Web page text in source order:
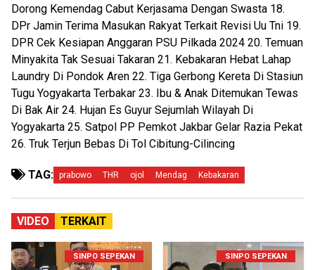
Dorong Kemendag Cabut Kerjasama Dengan Swasta 18.
DPr Jamin Terima Masukan Rakyat Terkait Revisi Uu Tni 19.
DPR Cek Kesiapan Anggaran PSU Pilkada 2024 20. Temuan
Minyakita Tak Sesuai Takaran 21. Kebakaran Hebat Lahap
Laundry Di Pondok Aren 22. Tiga Gerbong Kereta Di Stasiun
Tugu Yogyakarta Terbakar 23. Ibu & Anak Ditemukan Tewas
Di Bak Air 24. Hujan Es Guyur Sejumlah Wilayah Di
Yogyakarta 25. Satpol PP Pemkot Jakbar Gelar Razia Pekat
26. Truk Terjun Bebas Di Tol Cibitung-Cilincing
TAG: prabowo THR ojol Mendag Kebakaran
VIDEO TERKAIT
SINPO SEPEKAN SINPO SEPEKAN